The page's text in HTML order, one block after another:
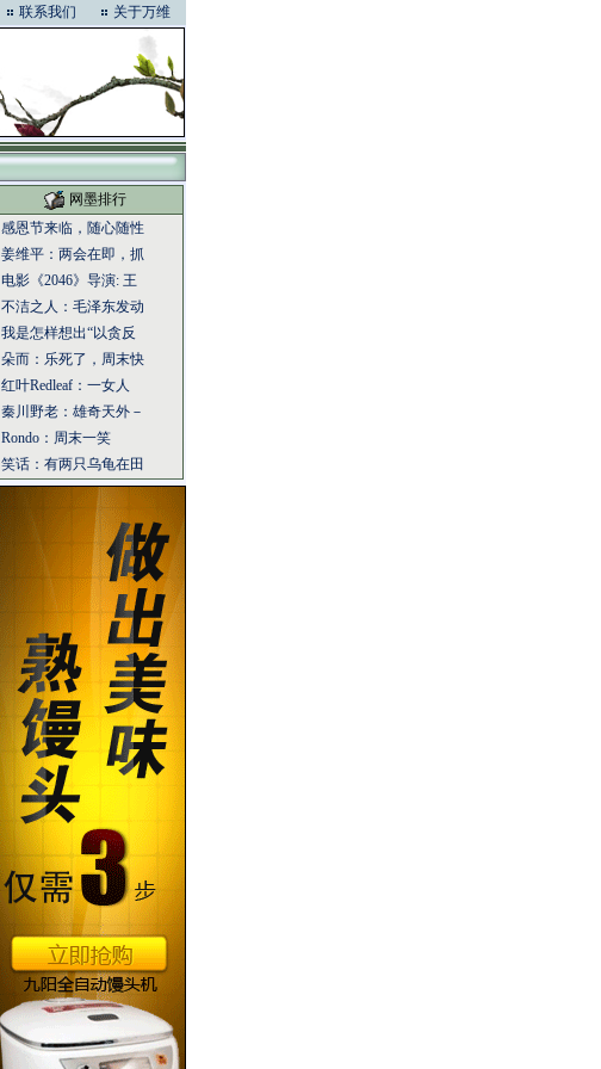
联系我们 关于万维
网墨排行
感恩节来临，随心随性
姜维平：两会在即，抓
电影《2046》导演: 王
不洁之人：毛泽东发动
我是怎样想出“以贪反
朵而：乐死了，周末快
红叶Redleaf：一女人
秦川野老：雄奇天外－
Rondo：周末一笑
笑话：有两只乌龟在田